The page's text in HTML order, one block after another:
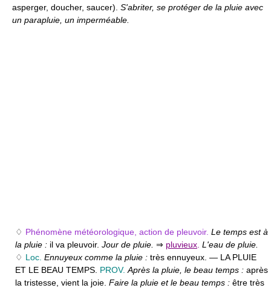
asperger, doucher, saucer). S'abriter, se protéger de la pluie avec
un parapluie, un imperméable.
♢ Phénomène météorologique, action de pleuvoir. Le temps est à
la pluie : il va pleuvoir. Jour de pluie. ⇒ pluvieux L'eau de pluie.
♢ Loc. Ennuyeux comme la pluie : très ennuyeux. — LA PLUIE
ET LE BEAU TEMPS. PROV. Après la pluie, le beau temps : après
la tristesse, vient la joie. Faire la pluie et le beau temps : être très